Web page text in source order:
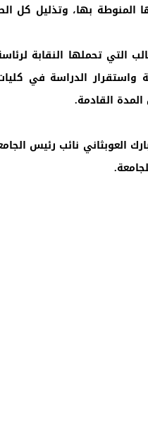
المنوطة بها، وتذليل كل
تحملها النقابة
واستقرار الدراسة في
القادمة.
العوبثاني نائب رئيس